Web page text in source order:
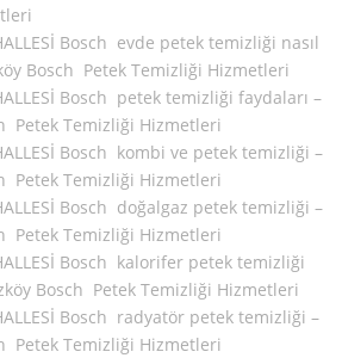
Bosch evde petek temizliği nasıl
Bosch Petek Temizliği Hizmetleri
Bosch petek temizliği faydaları –
Petek Temizliği Hizmetleri
Bosch kombi ve petek temizliği –
Petek Temizliği Hizmetleri
Bosch doğalgaz petek temizliği –
Petek Temizliği Hizmetleri
Bosch kalorifer petek temizliği
Bosch Petek Temizliği Hizmetleri
Bosch radyatör petek temizliği –
Petek Temizliği Hizmetleri